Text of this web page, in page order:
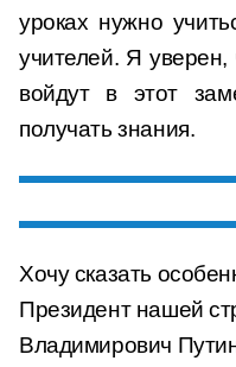
уроках нужно
учителей. Я
войдут в этот
получать знания.
Хочу сказать
Президент нашей
Владимирович